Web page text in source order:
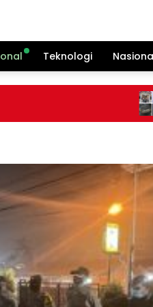
Teknologi